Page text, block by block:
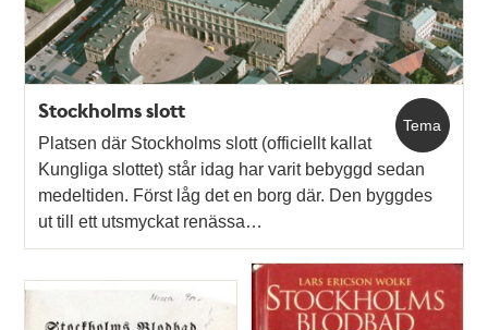
Tema
Stockholms slott
Platsen där Stockholms slott (officiellt kallat
Kungliga slottet) står idag har varit bebyggd sedan
medeltiden. Först låg det en borg där. Den byggdes
ut till ett utsmyckat renässa…